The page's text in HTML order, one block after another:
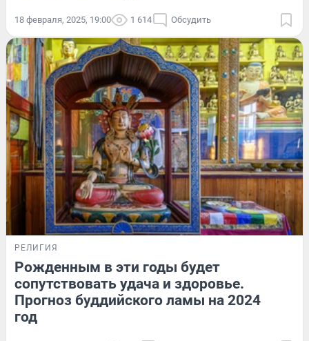
18 февраля, 2025, 19:00 1 614 Обсудить
РЕЛИГИЯ
Рожденным в эти годы будет
сопутствовать удача и здоровье.
Прогноз буддийского ламы на 2024
год